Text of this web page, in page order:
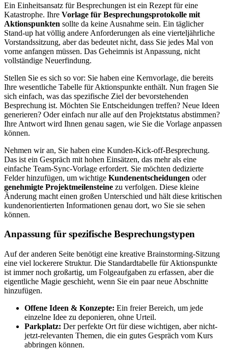
Ein Einheitsansatz für Besprechungen ist ein Rezept für eine
Katastrophe. Ihre Vorlage für Besprechungsprotokolle mit
Aktionspunkten sollte da keine Ausnahme sein. Ein täglicher
Stand-up hat völlig andere Anforderungen als eine vierteljährliche
Vorstandssitzung, aber das bedeutet nicht, dass Sie jedes Mal von
vorne anfangen müssen. Das Geheimnis ist Anpassung, nicht
vollständige Neuerfindung.
Stellen Sie es sich so vor: Sie haben eine Kernvorlage, die bereits
Ihre wesentliche Tabelle für Aktionspunkte enthält. Nun fragen Sie
sich einfach, was das spezifische Ziel der bevorstehenden
Besprechung ist. Möchten Sie Entscheidungen treffen? Neue Ideen
generieren? Oder einfach nur alle auf den Projektstatus abstimmen?
Ihre Antwort wird Ihnen genau sagen, wie Sie die Vorlage anpassen
können.
Nehmen wir an, Sie haben eine Kunden-Kick-off-Besprechung.
Das ist ein Gespräch mit hohen Einsätzen, das mehr als eine
einfache Team-Sync-Vorlage erfordert. Sie möchten dedizierte
Felder hinzufügen, um wichtige Kundenentscheidungen oder
genehmigte Projektmeilensteine zu verfolgen. Diese kleine
Änderung macht einen großen Unterschied und hält diese kritischen
kundenorientierten Informationen genau dort, wo Sie sie sehen
können.
Anpassung für spezifische Besprechungstypen
Auf der anderen Seite benötigt eine kreative Brainstorming-Sitzung
eine viel lockerere Struktur. Die Standardtabelle für Aktionspunkte
ist immer noch großartig, um Folgeaufgaben zu erfassen, aber die
eigentliche Magie geschieht, wenn Sie ein paar neue Abschnitte
hinzufügen.
Offene Ideen & Konzepte: Ein freier Bereich, um jede
einzelne Idee zu deponieren, ohne Urteil.
Parkplatz: Der perfekte Ort für diese wichtigen, aber nicht-
jetzt-relevanten Themen, die ein gutes Gespräch vom Kurs
abbringen können.